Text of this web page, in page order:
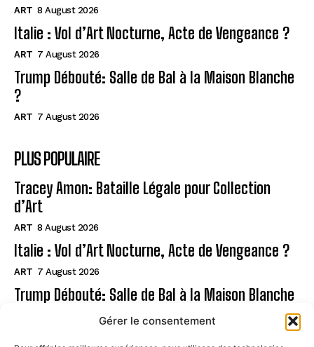
Gérer le consentement
ART 8 August 2026
Italie : Vol d’Art Nocturne, Acte de Vengeance ?
ART 7 August 2026
Trump Débouté: Salle de Bal à la Maison Blanche
?
ART 7 August 2026
PLUS POPULAIRE
Tracey Amon: Bataille Légale pour Collection
d’Art
ART 8 August 2026
Italie : Vol d’Art Nocturne, Acte de Vengeance ?
ART 7 August 2026
Trump Débouté: Salle de Bal à la Maison Blanche